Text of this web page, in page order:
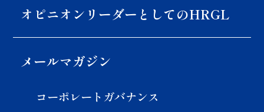
オピニオンリーダーとしてのHRGL
メールマガジン
コーポレートガバナンス